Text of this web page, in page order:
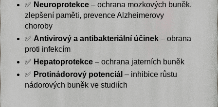
✅ Neuroprotekce– ochrana mozkových buněk,
zlepšení paměti, prevence Alzheimerovy
choroby
✅ Antivirový a antibakteriální účinek– obrana
proti infekcím
✅ Hepatoprotekce– ochrana jaterních buněk
✅ Protinádorový potenciál – inhibice růstu
nádorových buněk ve studiích